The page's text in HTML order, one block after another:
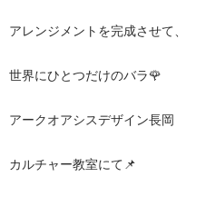
アレンジメントを完成させて、
世界にひとつだけのバラ🌹
アークオアシスデザイン長岡
カルチャー教室にて📌